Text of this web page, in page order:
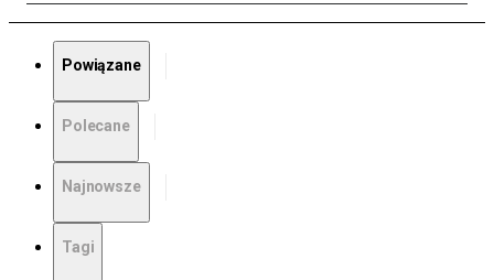
Powiązane
Polecane
Najnowsze
Tagi